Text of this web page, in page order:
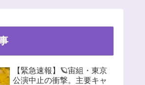
【緊急速報】🪐宙組・東京
公演中止の衝撃。主要キャ